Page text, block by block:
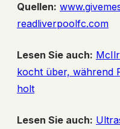
Quellen:
readliverpoolfc.com
Lesen Sie auch:
kocht über, während
holt
Lesen Sie auch: